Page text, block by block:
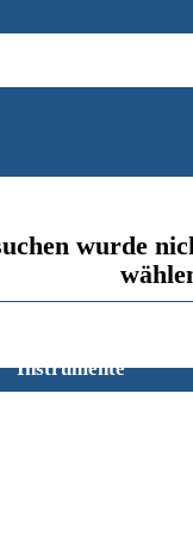
wurde
Instrumente